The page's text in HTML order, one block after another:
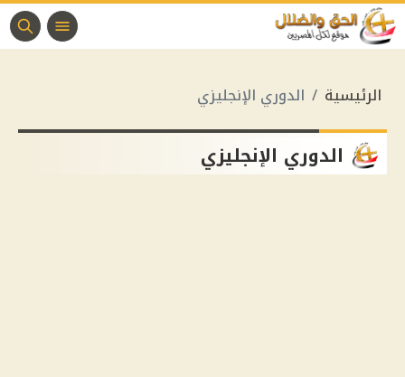
الرئيسية الدوري الإنجليزي
الدوري الإنجليزي